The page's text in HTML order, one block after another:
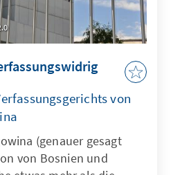
von
(genauer gesagt
von Bosnien und